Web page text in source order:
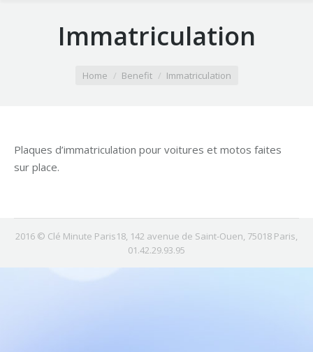
Immatriculation
Home Benefit Immatriculation
Plaques d’immatriculation pour voitures et motos faites
sur place.
2016 © Clé Minute Paris18, 142 avenue de Saint-Ouen, 75018 Paris,
01.42.29.93.95